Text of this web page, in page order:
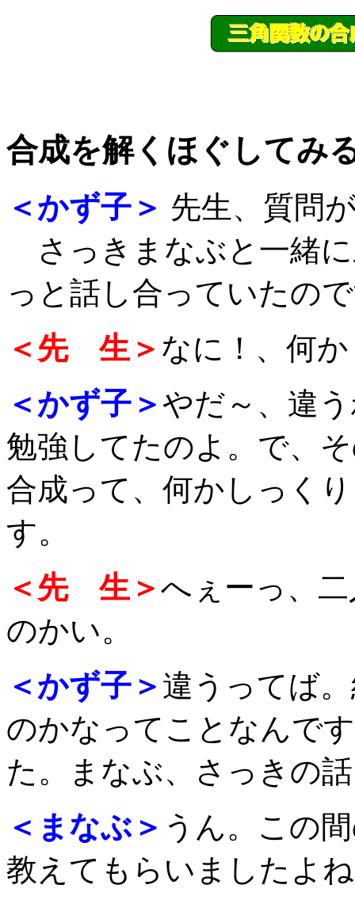
合成を解くほぐしてみ
＜かず子＞ 先生、質問
さっきまなぶと一緒
っと話し合っていたの
＜先 生＞ なに！、何
＜かず子＞やだ～、違
勉強してたのよ。で、
合成って、何かしっく
す。
＜先 生＞へぇーっ、
のかい。
＜かず子＞ 違うってば
のかなってことなんで
た。まなぶ、さっきの
＜まなぶ＞ うん。この
教えてもらいましたよ